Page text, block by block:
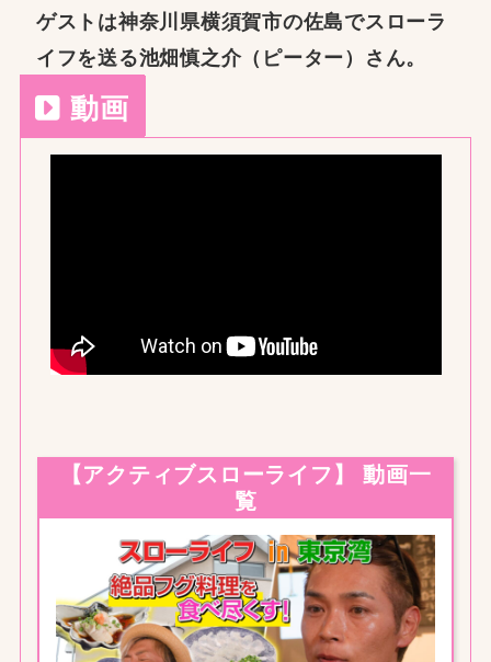
ゲストは神奈川県横須賀市の佐島でスローラ
イフを送る池畑慎之介（ピーター）さん。
動画
【アクティブスローライフ】 動画一
覧